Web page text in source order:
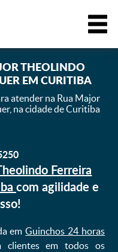
THEOLINDO
EM CURITIBA
atender na Rua Major
na cidade de Curitiba
Ferreira
com agilidade e
emGuinchos 24 horas
clientes em todos os